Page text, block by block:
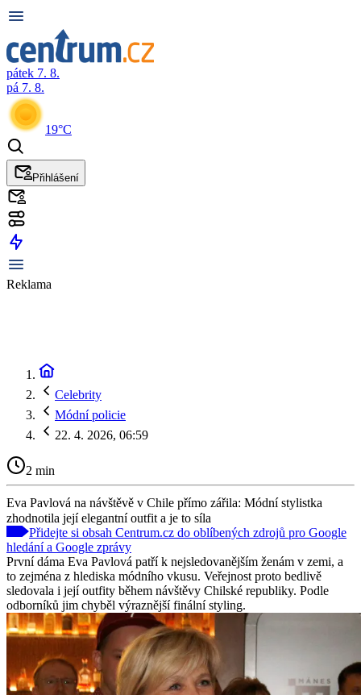
pátek 7. 8.
pá 7. 8.
19°C
Přihlášení
Reklama
Celebrity
Módní policie
22. 4. 2026, 06:59
2 min
Eva Pavlová na návštěvě v Chile přímo zářila: Módní stylistka
zhodnotila její elegantní outfit a je to síla
Přidejte si obsah Centrum.cz do oblíbených zdrojů pro Google
hledání a Google zprávy
První dáma Eva Pavlová patří k nejsledovanějším ženám v zemi, a
to zejména z hlediska módního vkusu. Veřejnost proto bedlivě
sledovala i její outfity během návštěvy Chilské republiky. Podle
odborníků jim chyběl výraznější finální styling.